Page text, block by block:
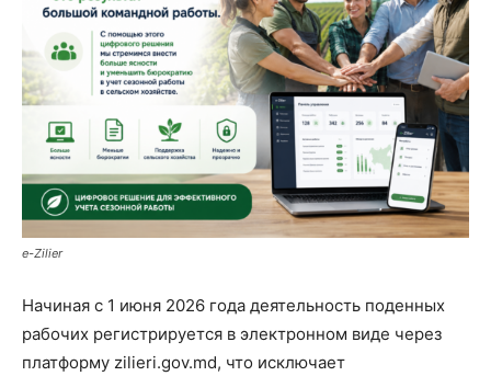
e-Zilier
Начиная с 1 июня 2026 года деятельность поденных
рабочих регистрируется в электронном виде через
платформу zilieri.gov.md, что исключает